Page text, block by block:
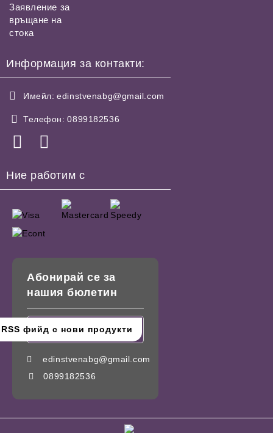
Заявление за
връщане на
стока
Информация за контакти:
Имейл: edinstvenabg@gmail.com
Телефон: 0899182536
Ние работим с
Абонирай се за
нашия бюлетин
edinstvenabg@gmail.com
0899182536